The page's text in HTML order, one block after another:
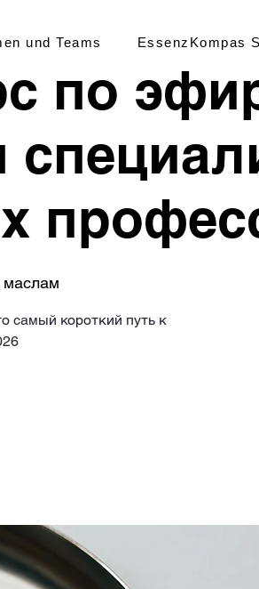
по
самый короткий путь к
und Teams EssenzKompas